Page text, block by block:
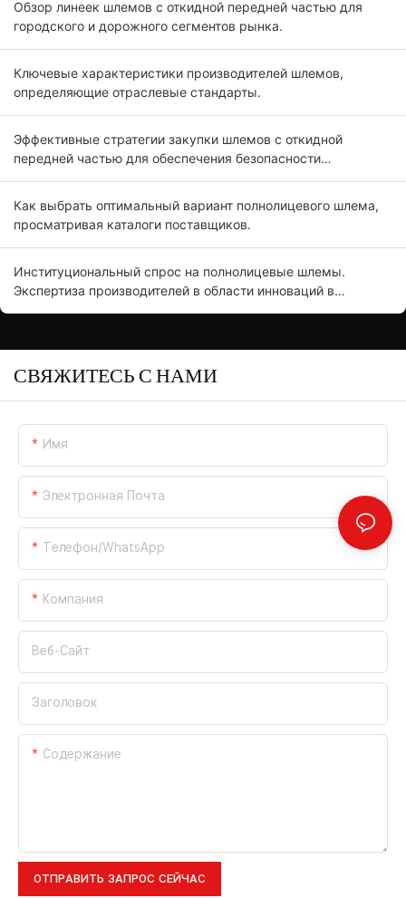
Обзор линеек шлемов с откидной передней частью для
городского и дорожного сегментов рынка.
Ключевые характеристики производителей шлемов,
определяющие отраслевые стандарты.
Эффективные стратегии закупки шлемов с откидной
передней частью для обеспечения безопасности
Как выбрать оптимальный вариант полнолицевого шлема,
просматривая каталоги поставщиков.
Институциональный спрос на полнолицевые шлемы.
Экспертиза производителей в области инноваций в
СВЯЖИТЕСЬ С НАМИ
Имя
Электронная Почта
Телефон/WhatsApp
Компания
Веб-Сайт
Заголовок
Содержание
ОТПРАВИТЬ ЗАПРОС СЕЙЧАС